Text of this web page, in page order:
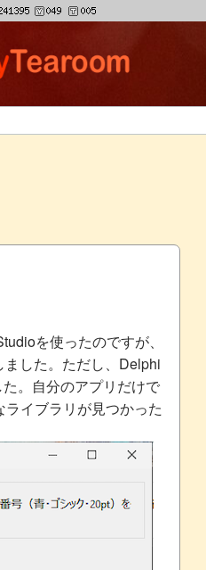
を使ったのですが、
した。ただし、Delphi
。自分のアプリだけで
イブラリが見つかった